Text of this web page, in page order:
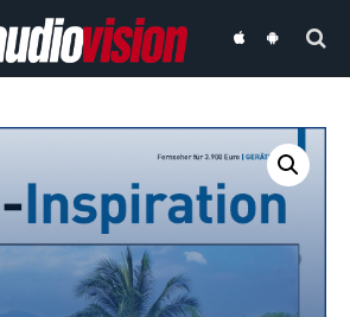
audiovisionaudiovision